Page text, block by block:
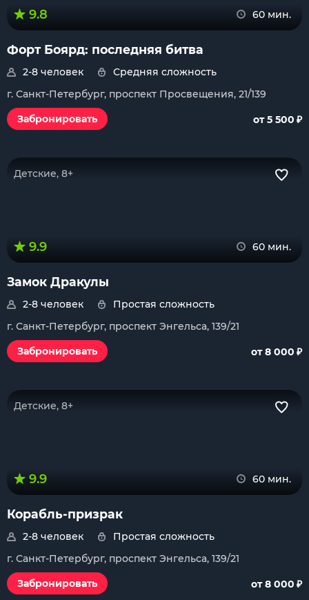
9.8 60 мин.
Форт Боярд: последняя битва
2-8 человек
Средняя сложность
г. Санкт-Петербург, проспект Просвещения, 21/139
Забронировать
от 5 500 ₽
Детские, 8+
9.9 60 мин.
Замок Дракулы
2-8 человек
Простая сложность
г. Санкт-Петербург, проспект Энгельса, 139/21
Забронировать
от 8 000 ₽
Детские, 8+
9.9 60 мин.
Корабль-призрак
2-8 человек
Простая сложность
г. Санкт-Петербург, проспект Энгельса, 139/21
Забронировать
от 8 000 ₽